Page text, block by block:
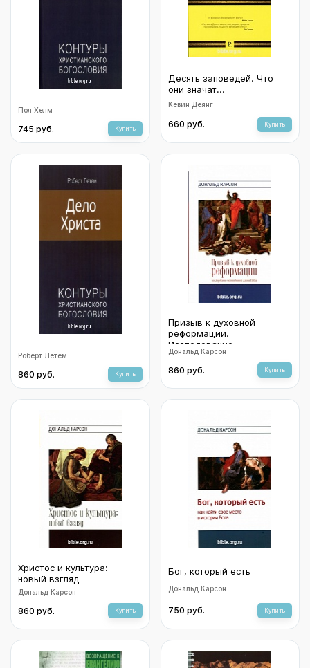
Провидение
Пол Хелм
745 руб. Купить
Десять заповедей. Что
они значат...
Кевин Деянг
660 руб. Купить
Дело Христа
Роберт Летем
860 руб. Купить
Призыв к духовной
реформации.
Исследование
молитвенной жизни
Павла.
Дональд Карсон
860 руб. Купить
Христос и культура:
новый взгляд
Дональд Карсон
860 руб. Купить
Бог, который есть
Дональд Карсон
750 руб. Купить